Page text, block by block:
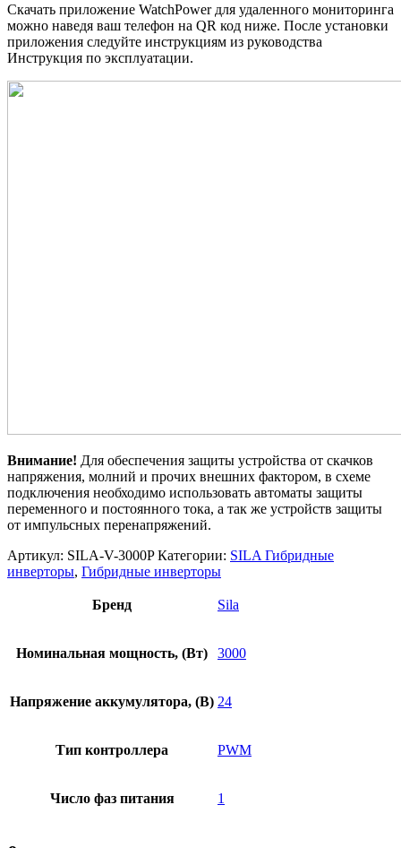
Скачать приложение WatchPower для удаленного мониторинга
можно наведя ваш телефон на QR код ниже. После установки
приложения следуйте инструкциям из руководства
Инструкция по эксплуатации.
Внимание! Для обеспечения защиты устройства от скачков
напряжения, молний и прочих внешних фактором, в схеме
подключения необходимо использовать автоматы защиты
переменного и постоянного тока, а так же устройств защиты
от импульсных перенапряжений.
Артикул: SILA-V-3000P Категории: SILA Гибридные
инверторы, Гибридные инверторы
Бренд Sila
Номинальная мощность, (Вт) 3000
Напряжение аккумулятора, (В) 24
Тип контроллера PWM
Число фаз питания 1